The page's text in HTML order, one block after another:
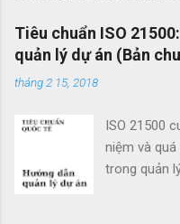
Tiêu chuẩn ISO
quản lý dự án (Bản
tháng 2 15, 2018
ISO 21500
niệm và
trong quản
nghiệm có